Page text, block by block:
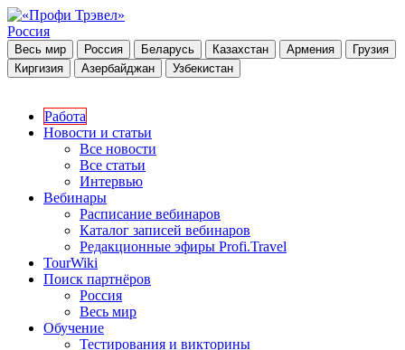
Россия
Весь мир Россия Беларусь Казахстан Армения
Грузия
Киргизия
Азербайджан Узбекистан
Работа
Новости и статьи
Все новости
Все статьи
Интервью
Вебинары
Расписание вебинаров
Каталог записей вебинаров
Редакционные эфиры Profi.Travel
TourWiki
Поиск партнёров
Россия
Весь мир
Обучение
Тестирования и викторины